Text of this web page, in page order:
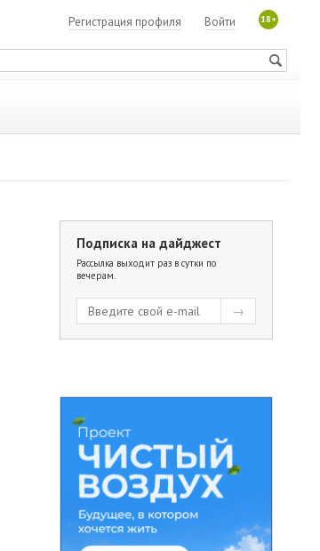
18+
Войти
Регистрация профиля
Подписка на дайджест
Рассылка выходит раз в сутки по
вечерам.